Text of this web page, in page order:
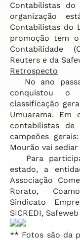
Contabilistas
organização
Contabilistas do
promoção tem
Contabilidade
Reuters e da
Retrospecto
No ano
conquistou o
classificação
Umuarama. Em
contabilistas de
campeões
Mourão vai
Para
estado, a
Associação
Rorato,
Sindicato
SICREDI,
** Fotos são da